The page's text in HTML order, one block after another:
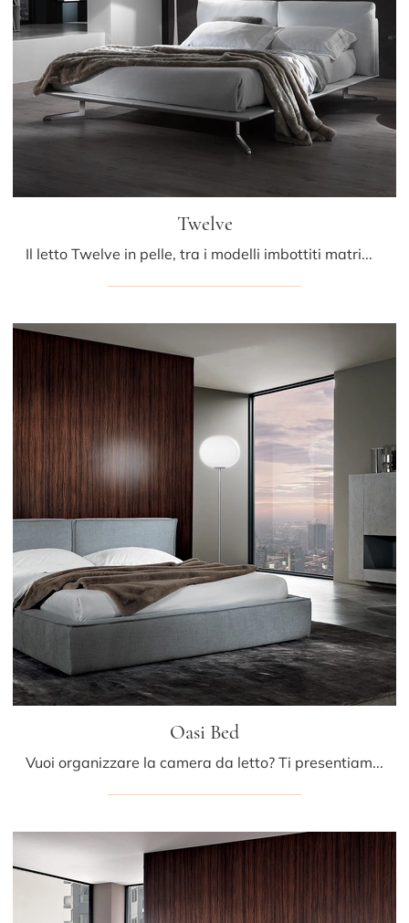
Twelve
Il letto Twelve in pelle, tra i modelli imbottiti matrimoniali design di Albani, è pensato per garantirti il riposo migliore.
Oasi Bed
Vuoi organizzare la camera da letto? Ti presentiamo il letto in tessuto Oasi Bed di Albani per spazi moderni.